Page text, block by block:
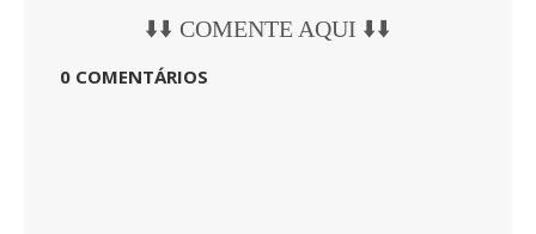
⬇️⬇️ COMENTE AQUI ⬇️⬇️
0 COMENTÁRIOS